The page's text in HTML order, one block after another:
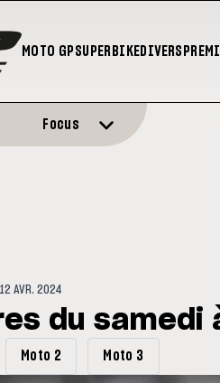
MOTO GPSUPERBIKEDIVERS
Focus
12 AVR. 2024
du samedi
Moto 2 Moto 3